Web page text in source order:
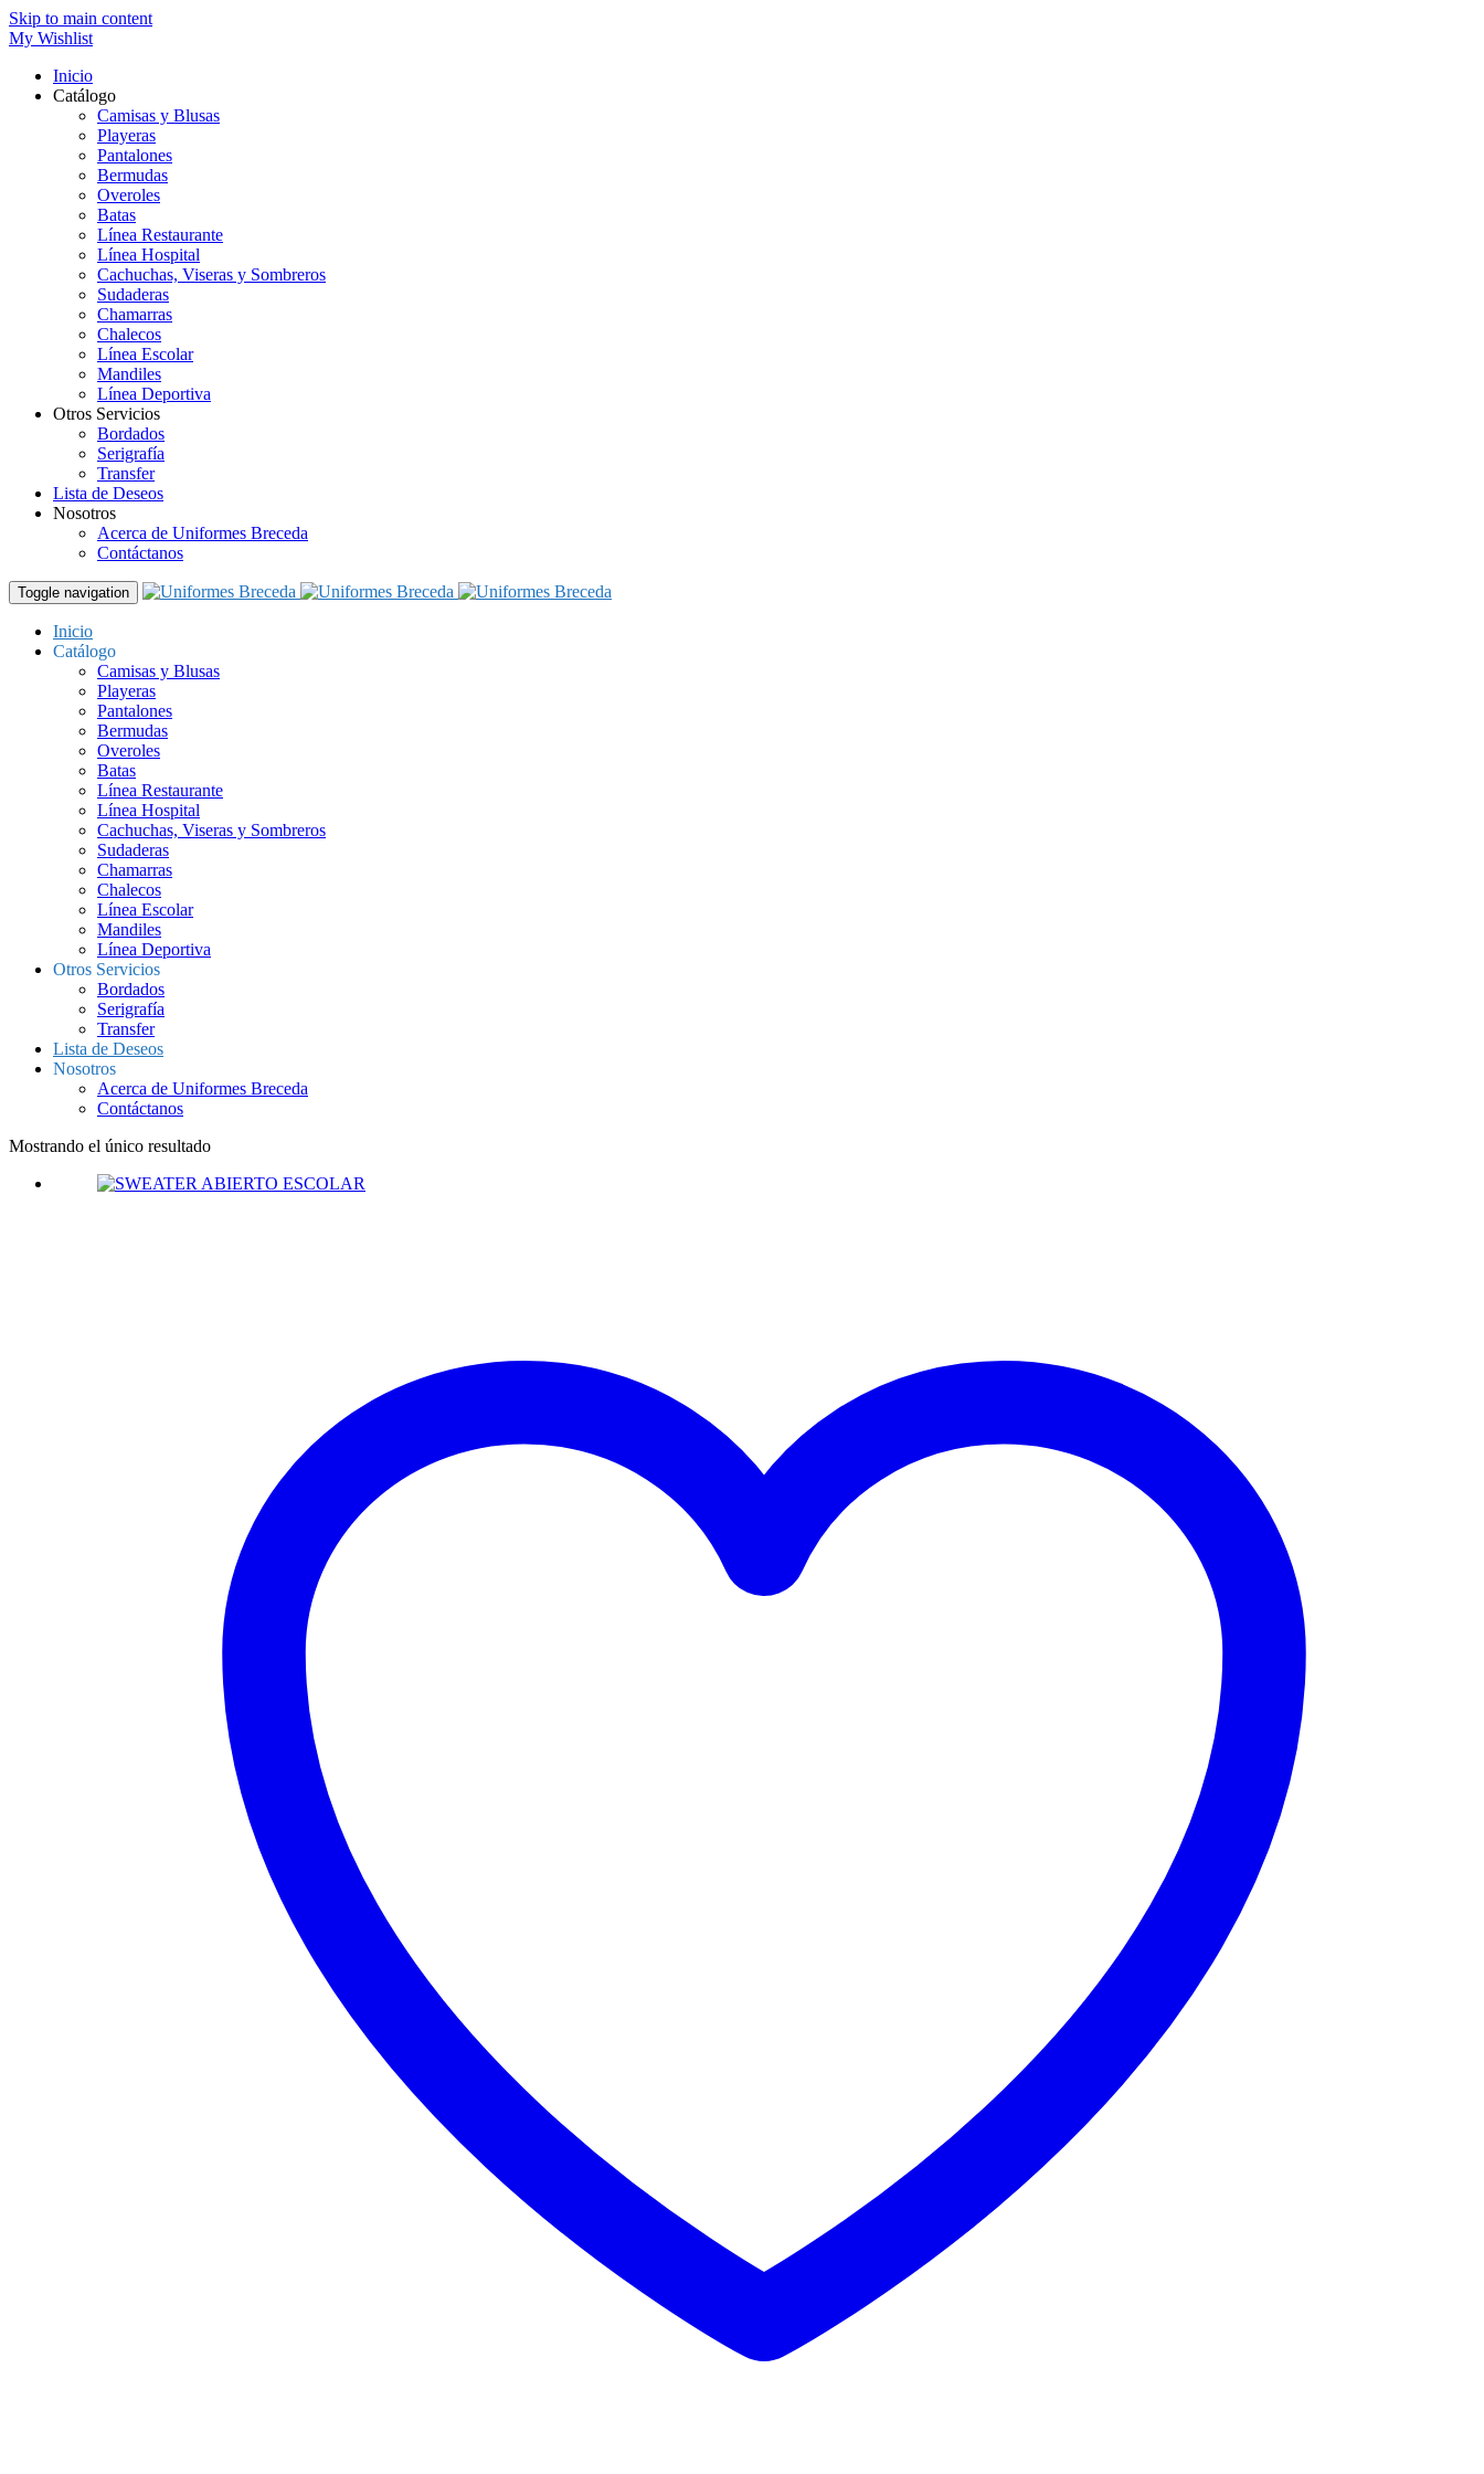
Skip to main content
My Wishlist
Inicio
Catálogo
Camisas y Blusas
Playeras
Pantalones
Bermudas
Overoles
Batas
Línea Restaurante
Línea Hospital
Cachuchas, Viseras y Sombreros
Sudaderas
Chamarras
Chalecos
Línea Escolar
Mandiles
Línea Deportiva
Otros Servicios
Bordados
Serigrafía
Transfer
Lista de Deseos
Nosotros
Acerca de Uniformes Breceda
Contáctanos
Toggle navigation
Inicio
Catálogo
Camisas y Blusas
Playeras
Pantalones
Bermudas
Overoles
Batas
Línea Restaurante
Línea Hospital
Cachuchas, Viseras y Sombreros
Sudaderas
Chamarras
Chalecos
Línea Escolar
Mandiles
Línea Deportiva
Otros Servicios
Bordados
Serigrafía
Transfer
Lista de Deseos
Nosotros
Acerca de Uniformes Breceda
Contáctanos
Mostrando el único resultado